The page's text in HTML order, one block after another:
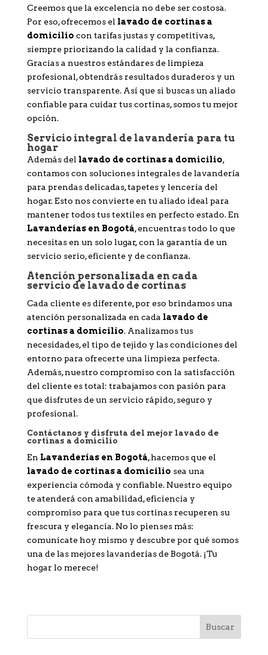
Creemos que la excelencia no debe ser costosa.
Por eso, ofrecemos el lavado de cortinas a
domicilio con tarifas justas y competitivas,
siempre priorizando la calidad y la confianza.
Gracias a nuestros estándares de limpieza
profesional, obtendrás resultados duraderos y un
servicio transparente. Así que si buscas un aliado
confiable para cuidar tus cortinas, somos tu mejor
opción.
Servicio integral de lavandería para tu
hogar
Además del lavado de cortinas a domicilio,
contamos con soluciones integrales de lavandería
para prendas delicadas, tapetes y lencería del
hogar. Esto nos convierte en tu aliado ideal para
mantener todos tus textiles en perfecto estado. En
Lavanderías en Bogotá, encuentras todo lo que
necesitas en un solo lugar, con la garantía de un
servicio serio, eficiente y de confianza.
Atención personalizada en cada
servicio de lavado de cortinas
Cada cliente es diferente, por eso brindamos una
atención personalizada en cada lavado de
cortinas a domicilio. Analizamos tus
necesidades, el tipo de tejido y las condiciones del
entorno para ofrecerte una limpieza perfecta.
Además, nuestro compromiso con la satisfacción
del cliente es total: trabajamos con pasión para
que disfrutes de un servicio rápido, seguro y
profesional.
Contáctanos y disfruta del mejor lavado de
cortinas a domicilio
En Lavanderías en Bogotá, hacemos que el
lavado de cortinas a domicilio sea una
experiencia cómoda y confiable. Nuestro equipo
te atenderá con amabilidad, eficiencia y
compromiso para que tus cortinas recuperen su
frescura y elegancia. No lo pienses más:
comunícate hoy mismo y descubre por qué somos
una de las mejores lavanderías de Bogotá. ¡Tu
hogar lo merece!